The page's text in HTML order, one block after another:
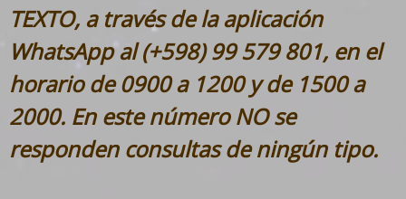
TEXTO, a través de la aplicación
WhatsApp al (+598) 99 579 801, en el
horario de 0900 a 1200 y de 1500 a
2000. En este número NO se
responden consultas de ningún tipo.